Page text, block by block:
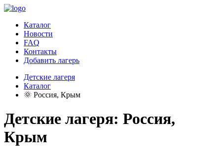
Каталог
Новости
FAQ
Контакты
Добавить лагерь
Детские лагеря
Каталог
🌞 Россия, Крым
Детские лагеря: Россия,
Крым